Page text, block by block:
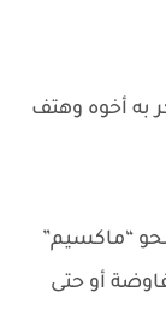
به أخوه وهتف
“ماكسيم”
أو حتى